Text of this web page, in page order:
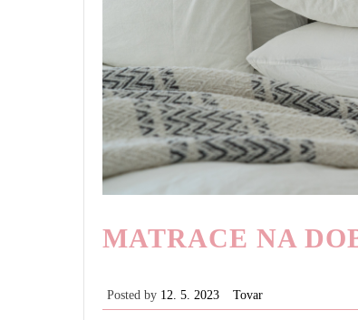
MATRACE NA
Posted by 12. 5. 2023 Tovar